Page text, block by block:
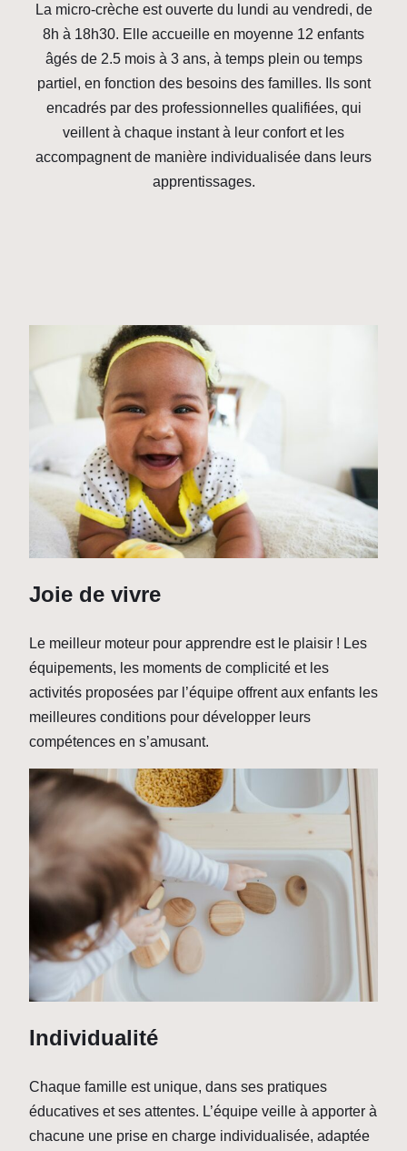
La micro-crèche est ouverte du lundi au vendredi, de
8h à 18h30. Elle accueille en moyenne 12 enfants
âgés de 2.5 mois à 3 ans, à temps plein ou temps
partiel, en fonction des besoins des familles. Ils sont
encadrés par des professionnelles qualifiées, qui
veillent à chaque instant à leur confort et les
accompagnent de manière individualisée dans leurs
apprentissages.
Joie de vivre
Le meilleur moteur pour apprendre est le plaisir ! Les
équipements, les moments de complicité et les
activités proposées par l’équipe offrent aux enfants les
meilleures conditions pour développer leurs
compétences en s’amusant.
Individualité
Chaque famille est unique, dans ses pratiques
éducatives et ses attentes. L’équipe veille à apporter à
chacune une prise en charge individualisée, adaptée